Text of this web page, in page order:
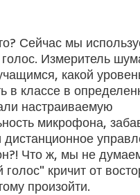
Сейчас мы
Измеритель
какой
в классе в
настраиваемую
микрофона,
Что ж, мы не
голос" кричит от
произойти.